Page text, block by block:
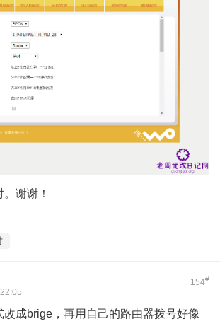
谢谢！
154#
改成brige，再用自己的路由器拨号好像